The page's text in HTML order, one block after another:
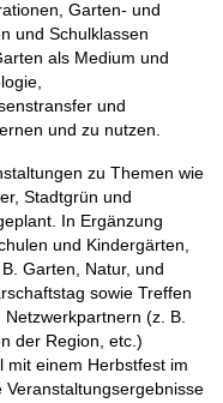
Garten- und
und Schulklassen
als Medium und
und
und zu nutzen.
zu Themen wie
Stadtgrün und
In Ergänzung
und Kindergärten,
Garten, Natur, und
sowie Treffen
(z. B.
der Region, etc.)
mit einem Herbstfest im